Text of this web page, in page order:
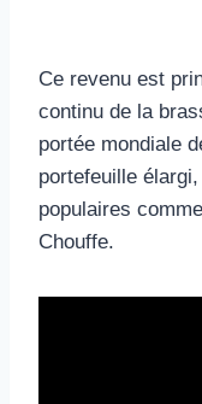
Ce revenu est
continu de la
portée mondiale
portefeuille
populaires
Chouffe.